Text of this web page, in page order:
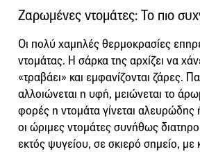
Ζαρωμένες ντομάτες: Το πιο
Οι πολύ χαμηλές θερμοκρασίες
ντομάτας. Η σάρκα της αρχίζει να
«τραβάει» και εμφανίζονται ζάρες.
αλλοιώνεται η υφή, μειώνεται το
φορές η ντομάτα γίνεται αλευρώδης
οι ώριμες ντομάτες συνήθως
εκτός ψυγείου, σε σκιερό σημείο,